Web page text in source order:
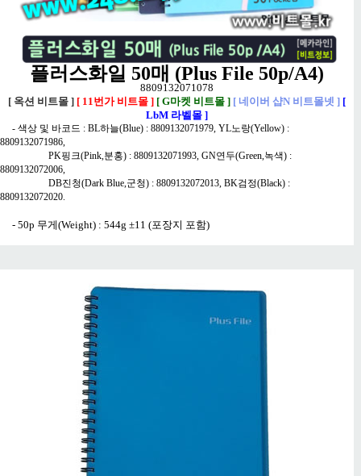
플러스화일 50매 (Plus File 50p/A4)
8809132071078
[ 옥션 비트몰 ] [ 11번가 비트몰 ] [ G마켓 비트몰 ] [ 네이버 샵N 비트몰넷 ] [
LbM 라벨몰 ]
- 색상 및 바코드 : BL하늘(Blue) : 8809132071979, YL노랑(Yellow) :
8809132071986,
PK핑크(Pink,분홍) : 8809132071993, GN연두(Green,녹색) :
8809132072006,
DB진청(Dark Blue,군청) : 8809132072013, BK검정(Black) :
8809132072020.
- 50p 무게(Weight) : 544g ±11 (포장지 포함)